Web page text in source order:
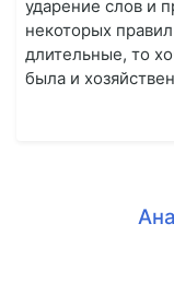
ударение слов и
некоторых
длительные, то
была и